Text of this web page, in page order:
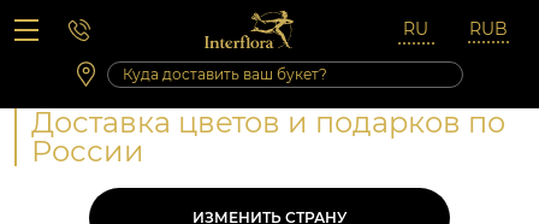
Вопросы-ответы
Сб 10:00 ‐ 14:00
Выходные и праздничные дни
Доставка цветов и подарков по
России
ИЗМЕНИТЬ СТРАНУ